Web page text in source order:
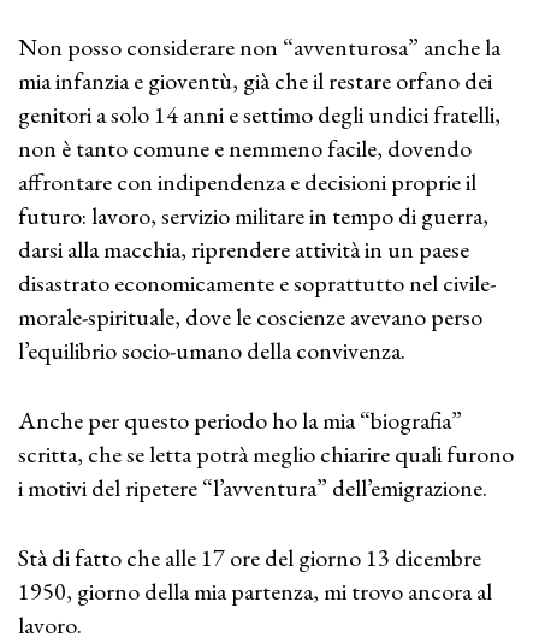
Non posso considerare non “avventurosa” anche la
mia infanzia e gioventù, già che il restare orfano dei
genitori a solo 14 anni e settimo degli undici fratelli,
non è tanto comune e nemmeno facile, dovendo
affrontare con indipendenza e decisioni proprie il
futuro: lavoro, servizio militare in tempo di guerra,
darsi alla macchia, riprendere attività in un paese
disastrato economicamente e soprattutto nel civile-
morale-spirituale, dove le coscienze avevano perso
l’equilibrio socio-umano della convivenza.
Anche per questo periodo ho la mia “biografia”
scritta, che se letta potrà meglio chiarire quali furono
i motivi del ripetere “l’avventura” dell’emigrazione.
Stà di fatto che alle 17 ore del giorno 13 dicembre
1950, giorno della mia partenza, mi trovo ancora al
lavoro.